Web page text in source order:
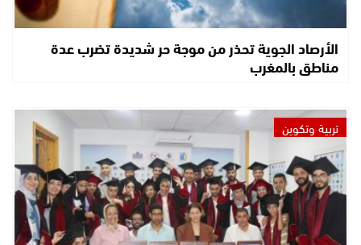
الأرصاد الجوية تحذر من موجة حر شديدة تضرب عدة
مناطق بالمغرب
تربية وتكوين